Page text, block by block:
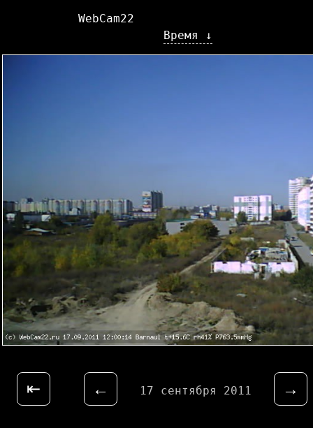
Время ↓
WebCam22
⇤ ← 17 сентября 2011 →